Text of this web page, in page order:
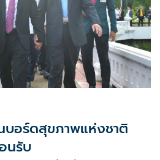
อร์ดสุขภาพแห่งชาติ
นรับ